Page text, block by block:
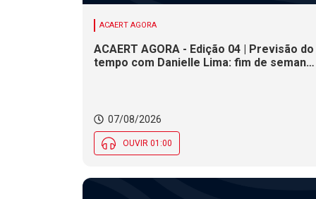
ACAERT AGORA
ACAERT AGORA - Edição 04 | Previsão do
tempo com Danielle Lima: fim de semana
07/08/2026
OUVIR 01:00